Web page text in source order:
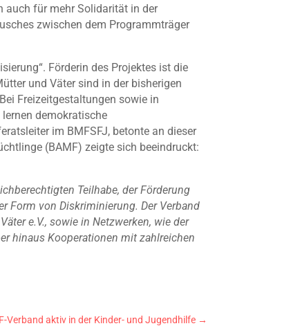
auch für mehr Solidarität in der
zwischen dem Programmträger
Förderin des Projektes ist die
und Väter sind in der bisherigen
Freizeitgestaltungen sowie in
demokratische
im BMFSFJ, betonte an dieser
(BAMF) zeigte sich beeindruckt:
Teilhabe, der Förderung
Form von Diskriminierung. Der Verband
e.V., sowie in Netzwerken, wie der
hinaus Kooperationen mit zahlreichen
Verband aktiv in der Kinder- und Jugendhilfe→